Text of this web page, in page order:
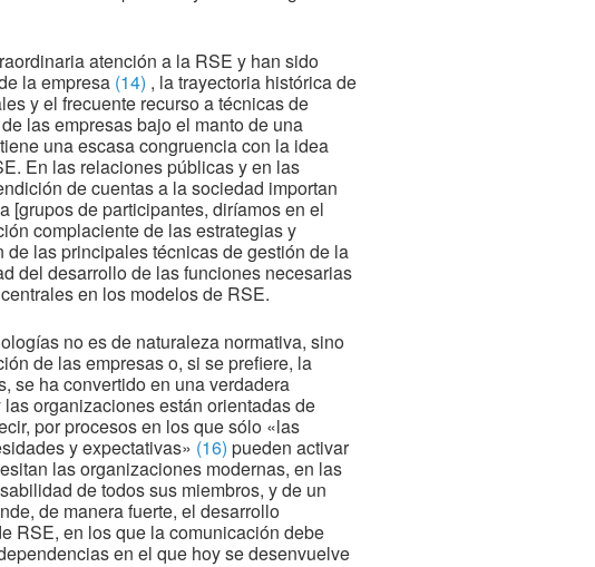
atención a la RSE y han sido
la empresa (14) , la trayectoria histórica de
y el frecuente recurso a técnicas de
las empresas bajo el manto de una
una escasa congruencia con la idea
En las relaciones públicas y en las
de cuentas a la sociedad importan
[grupos de participantes, diríamos en el
complaciente de las estrategias y
las principales técnicas de gestión de la
del desarrollo de las funciones necesarias
en los modelos de RSE.
no es de naturaleza normativa, sino
de las empresas o, si se prefiere, la
se ha convertido en una verdadera
organizaciones están orientadas de
por procesos en los que sólo «las
y expectativas» (16) pueden activar
las organizaciones modernas, en las
de todos sus miembros, y de un
de manera fuerte, el desarrollo
RSE, en los que la comunicación debe
en el que hoy se desenvuelve